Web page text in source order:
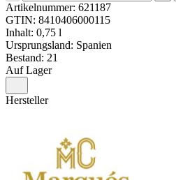
Artikelnummer: 621187
GTIN: 8410406000115
Inhalt: 0,75 l
Ursprungsland: Spanien
Bestand: 21
Auf Lager
Hersteller